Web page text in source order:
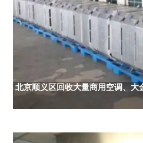
北京顺义区回收大量商用空调、大